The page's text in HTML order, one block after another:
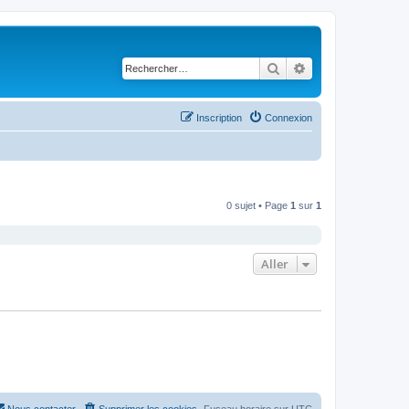
Rechercher
Connexion
Inscription
0 sujet • Page 1 sur 1
Aller